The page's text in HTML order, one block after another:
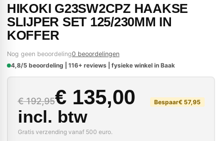
HIKOKI G23SW2CPZ HAAKSE
SLIJPER SET 125/230MM IN
KOFFER
Nog geen beoordeling0 beoordelingen
4,8/5 beoordeling | 116+ reviews | fysieke winkel in Baak
€192,95
Oorspronkelijke
€135,00
Huidige prijs is: €
incl. btw
Bespaar€57,95
Gratis verzending vanaf 500 euro.